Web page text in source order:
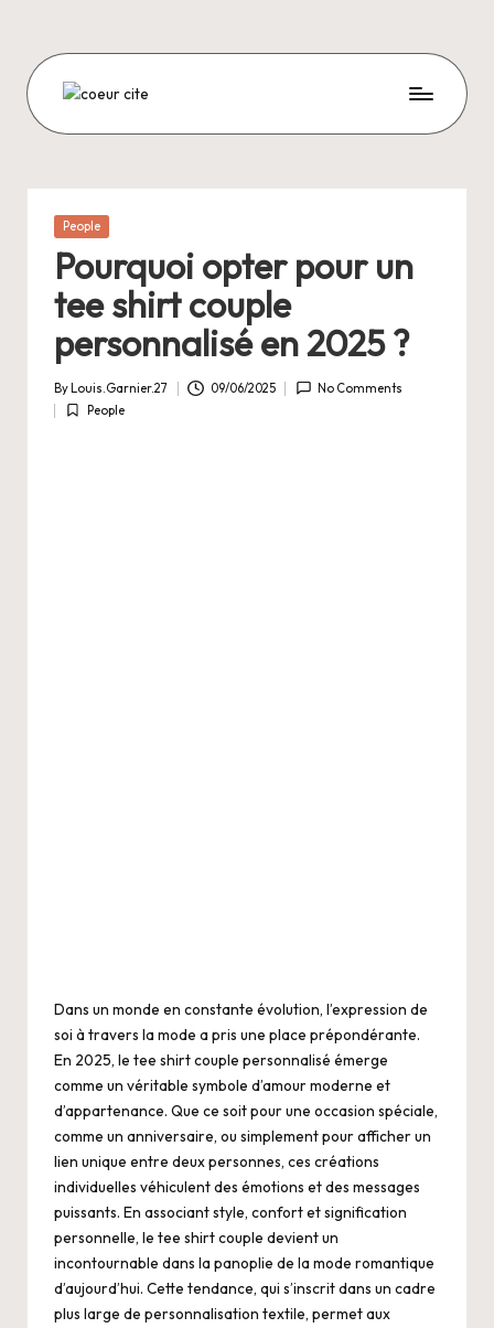
content
C
E
U
R
C
I
T
E
Posted
People
Pourquoi opter pour un
tee shirt couple
personnalisé en 2025 ?
Posted
by
By Louis.Garnier.27 09/06/2025 No Comments
Posted
People
Dans un monde en constante évolution, l’expression de
soi à travers la mode a pris une place prépondérante.
En 2025, le tee shirt couple personnalisé émerge
comme un véritable symbole d’amour moderne et
d’appartenance. Que ce soit pour une occasion spéciale,
comme un anniversaire, ou simplement pour afficher un
lien unique entre deux personnes, ces créations
individuelles véhiculent des émotions et des messages
puissants. En associant style, confort et signification
personnelle, le tee shirt couple devient un
incontournable dans la panoplie de la mode romantique
d’aujourd’hui. Cette tendance, qui s’inscrit dans un cadre
plus large de personnalisation textile, permet aux